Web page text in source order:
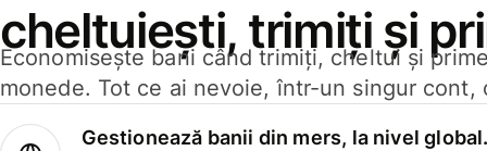
cheltuiești, trimiți și
Economisește bani când trimiți, cheltui și
monede. Tot ce ai nevoie, într-un singur cont,
Gestionează banii din mers, la nivel